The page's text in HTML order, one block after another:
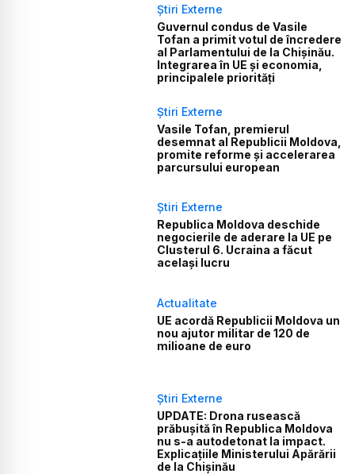
Știri Externe
Guvernul condus de Vasile
Tofan a primit votul de încredere
al Parlamentului de la Chișinău.
Integrarea în UE și economia,
principalele priorități
Știri Externe
Vasile Tofan, premierul
desemnat al Republicii Moldova,
promite reforme și accelerarea
parcursului european
Știri Externe
Republica Moldova deschide
negocierile de aderare la UE pe
Clusterul 6. Ucraina a făcut
același lucru
Actualitate
UE acordă Republicii Moldova un
nou ajutor militar de 120 de
milioane de euro
Știri Externe
UPDATE: Drona rusească
prăbușită în Republica Moldova
nu s-a autodetonat la impact.
Explicațiile Ministerului Apărării
de la Chișinău